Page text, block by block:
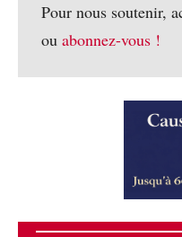
Pour nous soutenir,
ou abonnez-vous !